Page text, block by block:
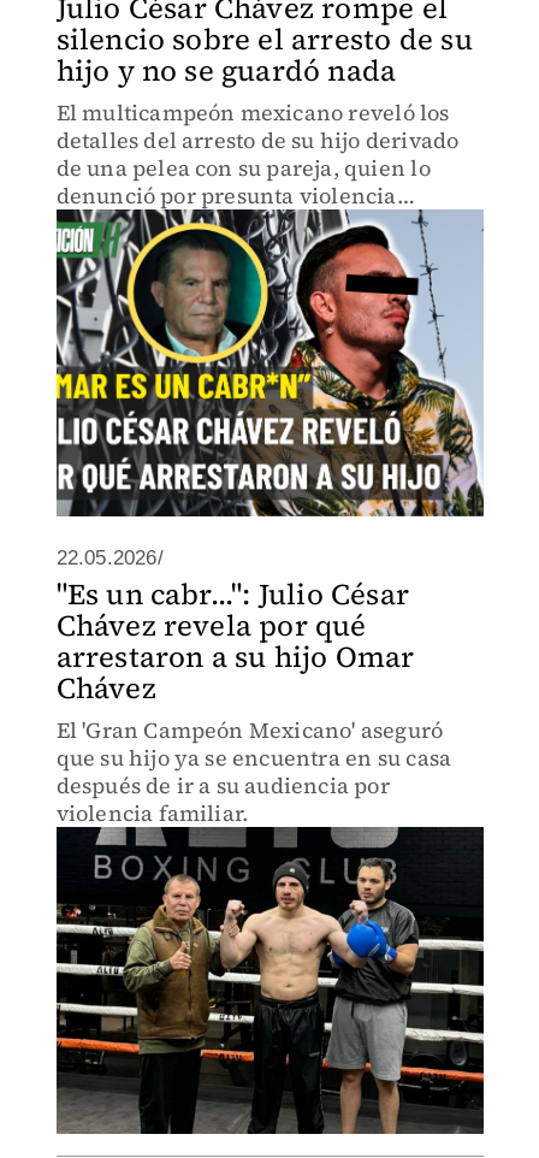
silencio sobre el arresto de su
hijo y no se guardó nada
El multicampeón mexicano reveló los
detalles del arresto de su hijo derivado
de una pelea con su pareja, quien lo
denunció por presunta violencia
familiar ante las autoridades de Sinaloa.
22.05.2026/
"Es un cabr...": Julio César
Chávez revela por qué
arrestaron a su hijo Omar
Chávez
El 'Gran Campeón Mexicano' aseguró
que su hijo ya se encuentra en su casa
después de ir a su audiencia por
violencia familiar.